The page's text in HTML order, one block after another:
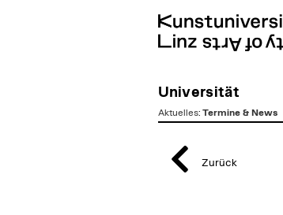
Universität
Aktuelles: Termine & News
Zurück